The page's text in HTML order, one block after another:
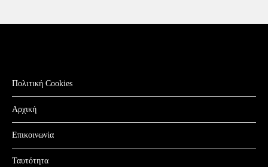
Πολιτική Cookies
Αρχική
Επικοινωνία
Ταυτότητα